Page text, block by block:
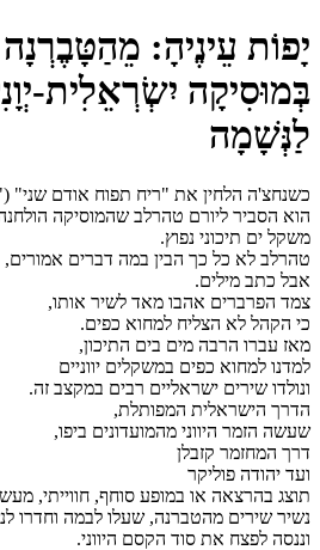
יָפוֹת עֵינֶיהָ:
בְּמוּסִיקָה יִשְׂרְאֵלִית-
לַנְּשָׁמָה
כשנחצ'ה הלחין את "ריח תפוח אודם שני"
הוא הסביר ליורם טהרלב שהמוסיקה
משקל ים תיכוני נפוץ.
טהרלב לא כל כך הבין במה דברים אמורים,
אבל כתב מילים.
צמד הפרברים אהבו מאד לשיר אותו,
כי הקהל לא הצליח למחוא כפים.
מאז עברו הרבה מים בים התיכון,
למדנו למחוא כפים במשקלים יווניים
ונולדו שירים ישראליים רבים במקצב זה.
הדרך הישראלית המפותלת,
שעשה הזמר היווני מהמועדונים ביפו,
דרך המחזמר קזבלן
ועד יהודה פוליקר
תוצג בהרצאה או במופע סוחף, חווייתי,
נשיר שירים מהטברנה, שעלו לבמה וחדרו
וננסה לפצח את סוד הקסם היווני.